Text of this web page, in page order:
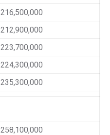
216,500,000
212,900,000
223,700,000
224,300,000
235,300,000
258,100,000